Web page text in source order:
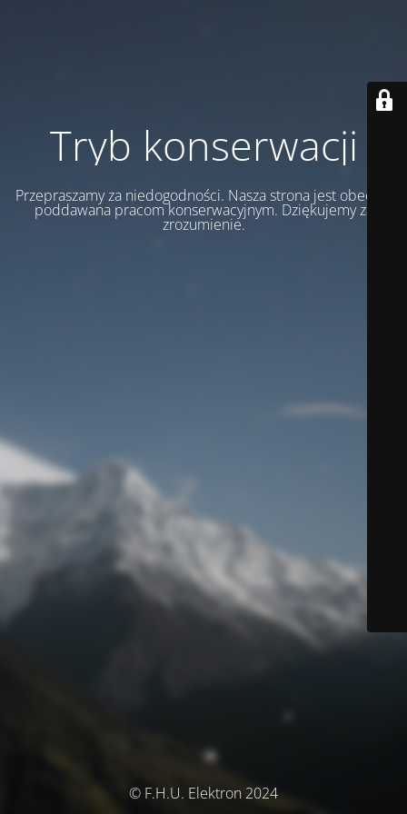
Tryb konserwacji
Przepraszamy za niedogodności. Nasza strona jest obecnie
poddawana pracom konserwacyjnym. Dziękujemy za
zrozumienie.
© F.H.U. Elektron 2024